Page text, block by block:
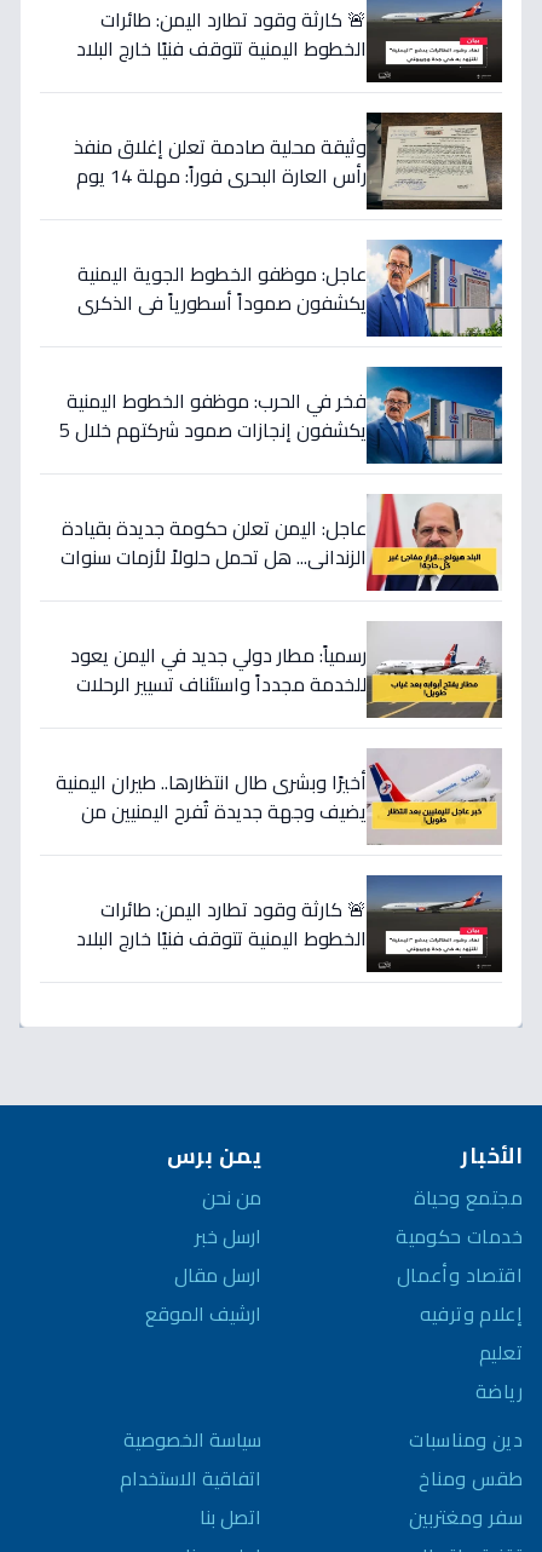
🚨 كارثة وقود تطارد اليمن: طائرات
الخطوط اليمنية تتوقف فنيًا خارج البلاد
وثيقة محلية صادمة تعلن إغلاق منفذ
رأس العارة البحري فوراً: مهلة 14 يوم
عاجل: موظفو الخطوط الجوية اليمنية
يكشفون صموداً أسطورياً في الذكرى
فخر في الحرب: موظفو الخطوط اليمنية
يكشفون إنجازات صمود شركتهم خلال 5
عاجل: اليمن تعلن حكومة جديدة بقيادة
الزنداني... هل تحمل حلولاً لأزمات سنوات
رسمياً: مطار دولي جديد في اليمن يعود
للخدمة مجدداً واستئناف تسيير الرحلات
أخيرًا وبشرى طال انتظارها.. طيران اليمنية
يضيف وجهة جديدة تُفرح اليمنيين من
🚨 كارثة وقود تطارد اليمن: طائرات
الخطوط اليمنية تتوقف فنيًا خارج البلاد
الأخبار
مجتمع وحياة
خدمات حكومية
اقتصاد وأعمال
إعلام وترفيه
تعليم
رياضة
دين ومناسبات
طقس ومناخ
سفر ومغتربين
يمن برس
من نحن
ارسل خبر
ارسل مقال
ارشيف الموقع
سياسة الخصوصية
اتفاقية الاستخدام
اتصل بنا